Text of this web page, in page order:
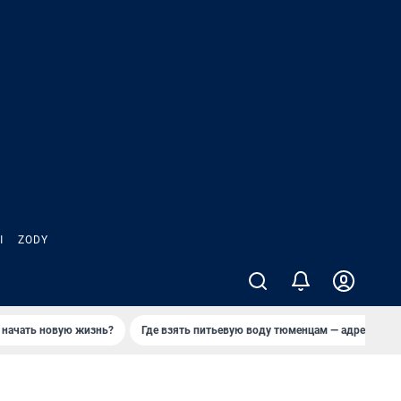
ZODY
начать новую жизнь? Где взять питьевую воду тюменцам — адреса